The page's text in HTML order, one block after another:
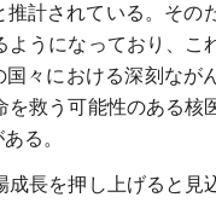
計されている。その
うになっており、こ
々における深刻なが
救う可能性のある核
る。
長を押し上げると見